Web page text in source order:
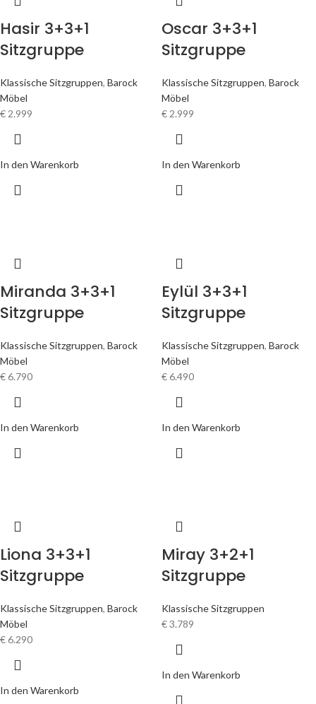
Hasir 3+3+1
Sitzgruppe
Klassische Sitzgruppen, Barock
Möbel
€2.999
In den Warenkorb
Oscar 3+3+1
Sitzgruppe
Klassische Sitzgruppen, Barock
Möbel
€2.999
In den Warenkorb
Miranda 3+3+1
Sitzgruppe
Klassische Sitzgruppen, Barock
Möbel
€6.790
In den Warenkorb
Eylül 3+3+1
Sitzgruppe
Klassische Sitzgruppen, Barock
Möbel
€6.490
In den Warenkorb
Liona 3+3+1
Sitzgruppe
Klassische Sitzgruppen, Barock
Möbel
€6.290
In den Warenkorb
Miray 3+2+1
Sitzgruppe
Klassische Sitzgruppen
€3.789
In den Warenkorb